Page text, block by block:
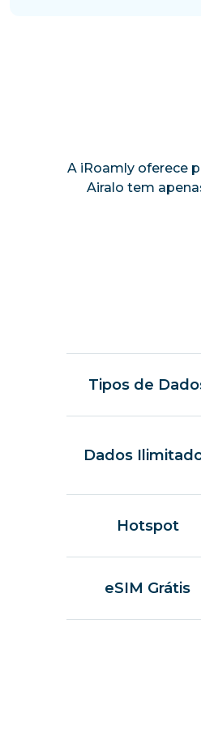
A iRoamly oferece
Airalo tem
Tipos de
Dados
Hotspot
eSIM Grátis